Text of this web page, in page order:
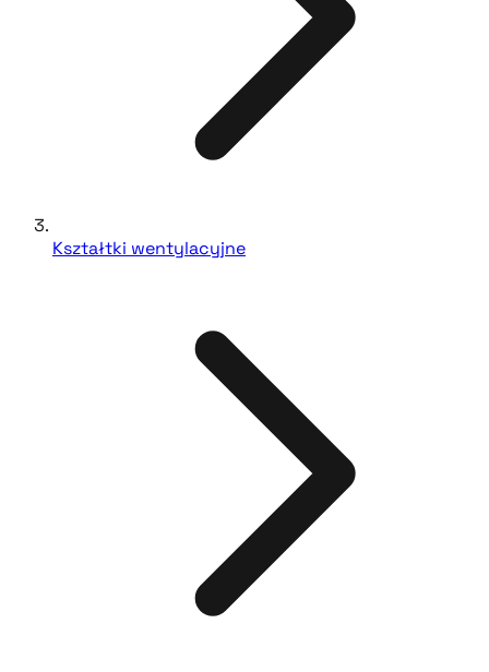
Kształtki wentylacyjne